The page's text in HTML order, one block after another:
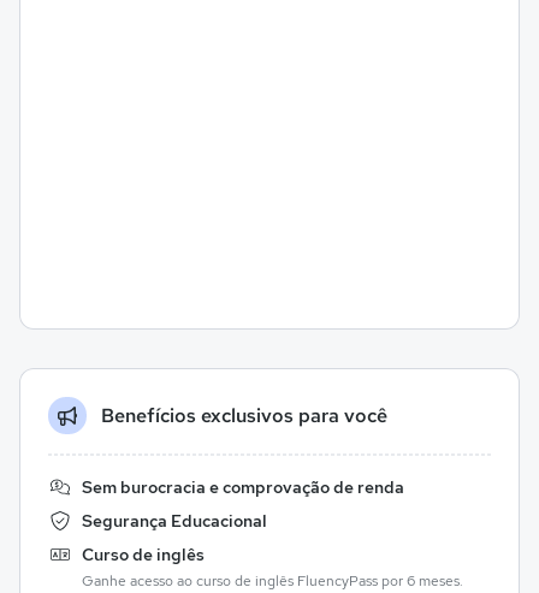
Benefícios exclusivos para você
Sem burocracia e comprovação de renda
Segurança Educacional
Curso de inglês
Ganhe acesso ao curso de inglês FluencyPass por 6 meses.